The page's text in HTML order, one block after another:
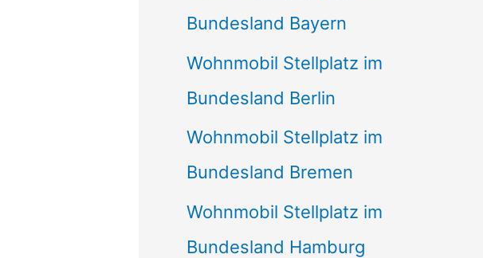
Bundesland Bayern
Wohnmobil Stellplatz im
Bundesland Berlin
Wohnmobil Stellplatz im
Bundesland Bremen
Wohnmobil Stellplatz im
Bundesland Hamburg